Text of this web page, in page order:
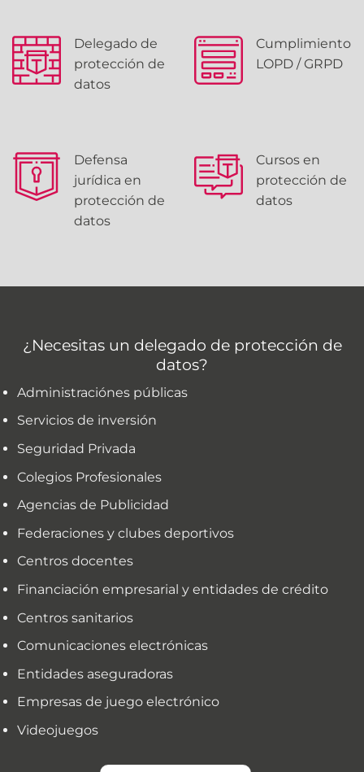
Delegado de
protección de
datos
Cumplimiento
LOPD / GRPD
Defensa
jurídica en
protección de
datos
Cursos en
protección de
datos
¿Necesitas un delegado de protección de
datos?
Administraciónes públicas
Servicios de inversión
Seguridad Privada
Colegios Profesionales
Agencias de Publicidad
Federaciones y clubes deportivos
Centros docentes
Financiación empresarial y entidades de crédito
Centros sanitarios
Comunicaciones electrónicas
Entidades aseguradoras
Empresas de juego electrónico
Videojuegos